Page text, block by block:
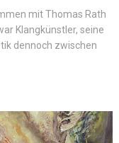
mit Thomas Rath
Klangkünstler, seine
dennoch zwischen